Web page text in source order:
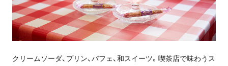
クリームソーダ、プリン、パフェ、和スイーツ。喫茶店で味わうス